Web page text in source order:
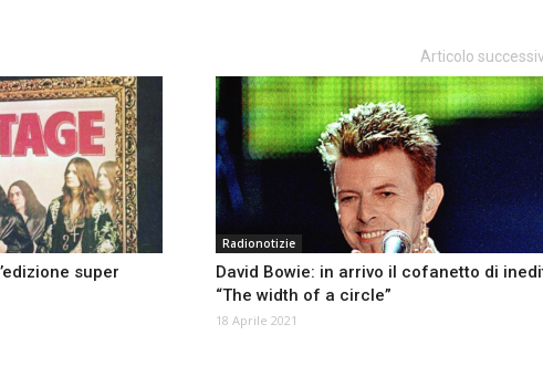
super
Articolo
Radionotizie
David Bowie: in arrivo il cofanetto di
“The width of a circle”
18 Aprile 2021